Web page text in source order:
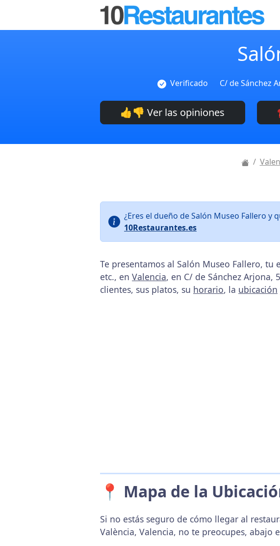
Verificado C/ de Sánchez
👍👎 Ver las opiniones
¿Eres el dueño de Salón Museo Fallero
10Restaurantes.es
Te presentamos al Salón Museo Fallero,
etc., en Valencia, en C/ de Sánchez Arjona,
clientes, sus platos, su horario, la ubicación
📍 Mapa de la
Si no estás seguro de cómo llegar al
València, Valencia, no te preocupes, abajo